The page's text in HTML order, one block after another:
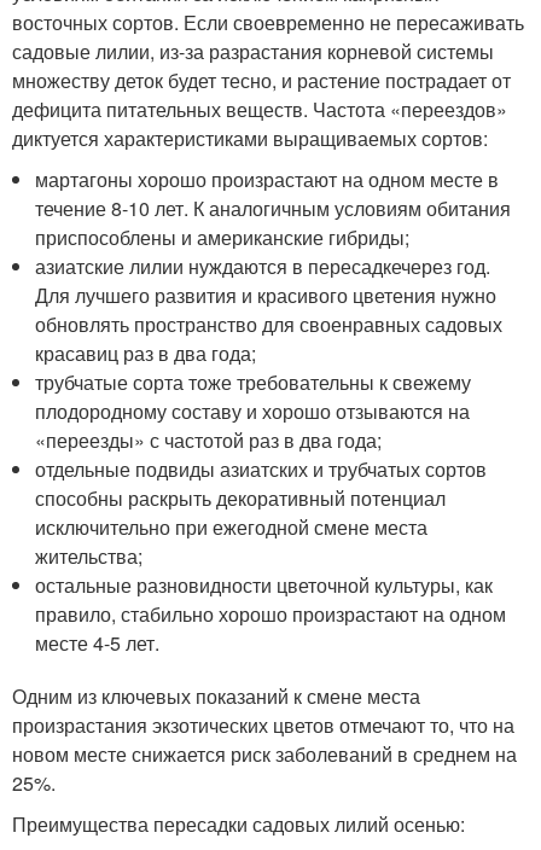
восточных сортов. Если своевременно не пересаживать
садовые лилии, из-за разрастания корневой системы
множеству деток будет тесно, и растение пострадает от
дефицита питательных веществ. Частота «переездов»
диктуется характеристиками выращиваемых сортов:
мартагоны хорошо произрастают на одном месте в
течение 8-10 лет. К аналогичным условиям обитания
приспособлены и американские гибриды;
азиатские лилии нуждаются в пересадкечерез год.
Для лучшего развития и красивого цветения нужно
обновлять пространство для своенравных садовых
красавиц раз в два года;
трубчатые сорта тоже требовательны к свежему
плодородному составу и хорошо отзываются на
«переезды» с частотой раз в два года;
отдельные подвиды азиатских и трубчатых сортов
способны раскрыть декоративный потенциал
исключительно при ежегодной смене места
жительства;
остальные разновидности цветочной культуры, как
правило, стабильно хорошо произрастают на одном
месте 4-5 лет.
Одним из ключевых показаний к смене места
произрастания экзотических цветов отмечают то, что на
новом месте снижается риск заболеваний в среднем на
25%.
Преимущества пересадки садовых лилий осенью: